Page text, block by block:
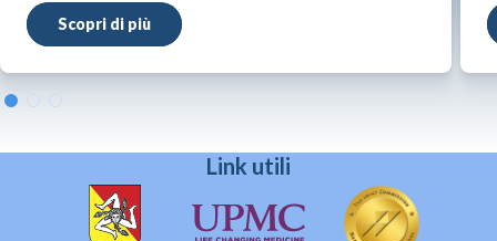
Scopri di più
Link utili